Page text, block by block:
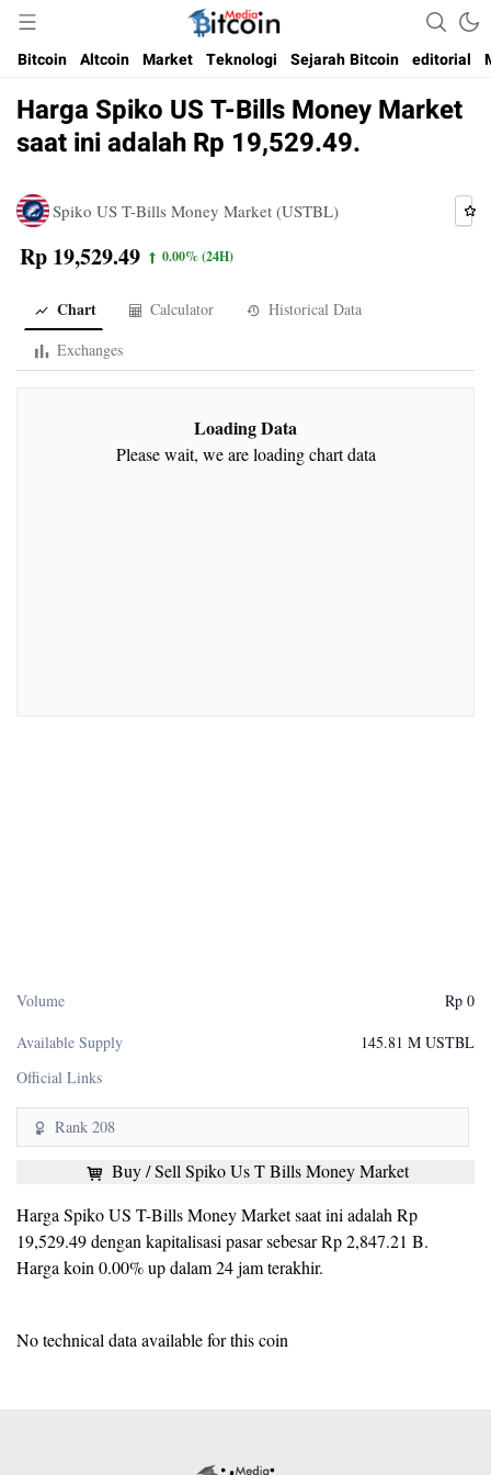
Bitcoin Media Indonesia
Media Bitcoin dan Cryptocurrency, dan Blockchain di Indonesia
Bitcoin Altcoin Market Teknologi Sejarah Bitcoin editorial
Harga Spiko US T-Bills Money Market
saat ini adalah Rp 19,529.49.
Spiko US T-Bills Money Market (USTBL)
Rp 19,529.49 0.00%(24H)
Volume
Rp 0
Available Supply
145.81 M USTBL
Official Links
Rank 208
Buy / Sell Spiko Us T Bills Money Market
Harga Spiko US T-Bills Money Market saat ini adalah Rp
19,529.49 dengan kapitalisasi pasar sebesar Rp 2,847.21 B.
Harga koin 0.00% up dalam 24 jam terakhir.
Chart Calculator
Historical Data
Exchanges
Loading Data
Please wait, we are loading chart data
No technical data available for this coin